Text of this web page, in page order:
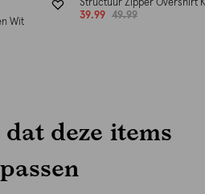
Wit
Structuur Zipper Overshirt
39.99
49.99
deze items